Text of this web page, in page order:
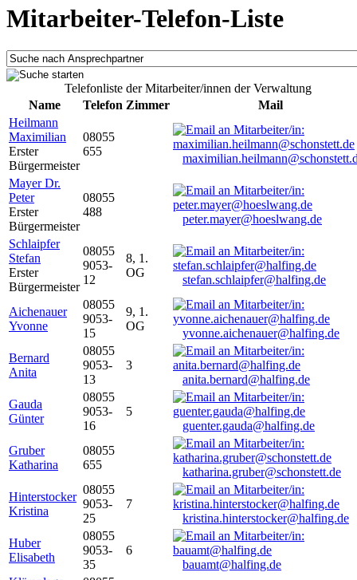
Mitarbeiter-Telefon-Liste
Telefonliste der Mitarbeiter/innen der Verwaltung
Name
Telefon Zimmer
Mail
Heilmann
Maximilian
Erster
Bürgermeister
08055
655
Mayer Dr.
Peter
Erster
Bürgermeister
08055
488
peter.mayer@hoeslwang.de
Schlaipfer
Stefan
Erster
Bürgermeister
08055
9053-
12
8, 1.
OG
stefan.schlaipfer@halfing.de
Aichenauer
Yvonne
08055
9053-
15
9, 1.
OG
yvonne.aichenauer@halfing.de
Bernard
Anita
08055
9053-
13
3
anita.bernard@halfing.de
Gauda
Günter
08055
9053-
16
5
guenter.gauda@halfing.de
Gruber
Katharina
08055
655
katharina.gruber@schonstett.de
Hinterstocker
Kristina
08055
9053-
25
7
kristina.hinterstocker@halfing.de
Huber
Elisabeth
08055
9053-
35
6
bauamt@halfing.de